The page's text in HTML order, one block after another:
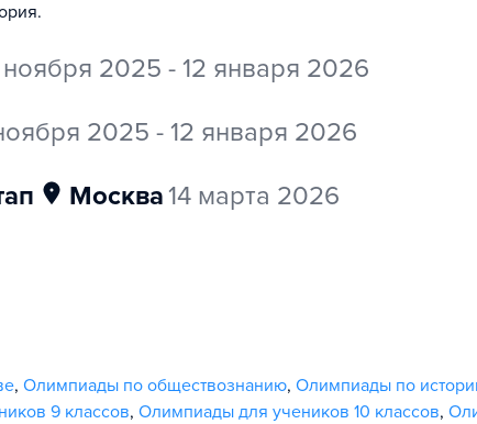
.
ноября 2025 - 12 января 2026
2025 - 12 января 2026
Москва 14 марта 2026
, Олимпиады по обществознанию, Олимпиады по
9 классов, Олимпиады для учеников 10 классов,